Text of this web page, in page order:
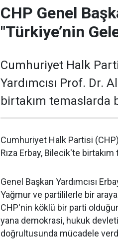
CHP Genel
"Türkiye’nin
Cumhuriyet Halk
Yardımcısı Prof. Dr.
birtakım temaslarda
Cumhuriyet Halk Partisi (CHP)
Rıza Erbay, Bilecik'te
Genel Başkan Yardımcısı
Yağmur ve partililerle bir
CHP'nin köklü bir parti
yana demokrasi, hukuk
doğrultusunda mücadele